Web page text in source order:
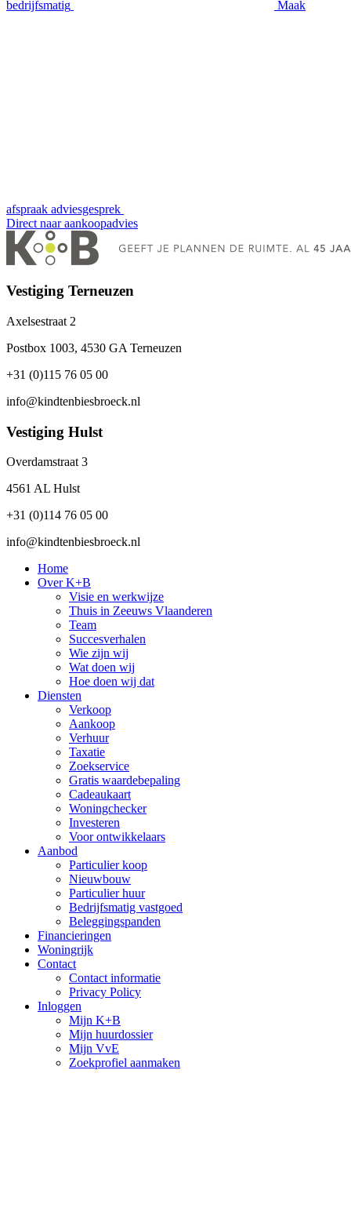
bedrijfsmatig Maak
afspraak adviesgesprek
Direct naar aankoopadvies
Vestiging Terneuzen
Axelsestraat 2
Postbox 1003, 4530 GA Terneuzen
+31 (0)115 76 05 00
info@kindtenbiesbroeck.nl
Vestiging Hulst
Overdamstraat 3
4561 AL Hulst
+31 (0)114 76 05 00
info@kindtenbiesbroeck.nl
Home
Over K+B
Visie en werkwijze
Thuis in Zeeuws Vlaanderen
Team
Succesverhalen
Wie zijn wij
Wat doen wij
Hoe doen wij dat
Diensten
Verkoop
Aankoop
Verhuur
Taxatie
Zoekservice
Gratis waardebepaling
Cadeaukaart
Woningchecker
Investeren
Voor ontwikkelaars
Aanbod
Particulier koop
Nieuwbouw
Particulier huur
Bedrijfsmatig vastgoed
Beleggingspanden
Financieringen
Woningrijk
Contact
Contact informatie
Privacy Policy
Inloggen
Mijn K+B
Mijn huurdossier
Mijn VvE
Zoekprofiel aanmaken